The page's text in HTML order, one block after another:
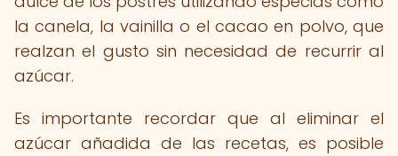
la canela, la vainilla o el cacao en polvo, que
realzan el gusto sin necesidad de recurrir al
azúcar.
Es importante recordar que al eliminar el
azúcar añadida de las recetas, es posible